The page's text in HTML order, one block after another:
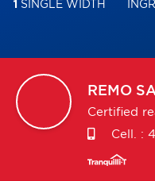
1 SINGLE WIDTH
REMO
Certified
Cell. :